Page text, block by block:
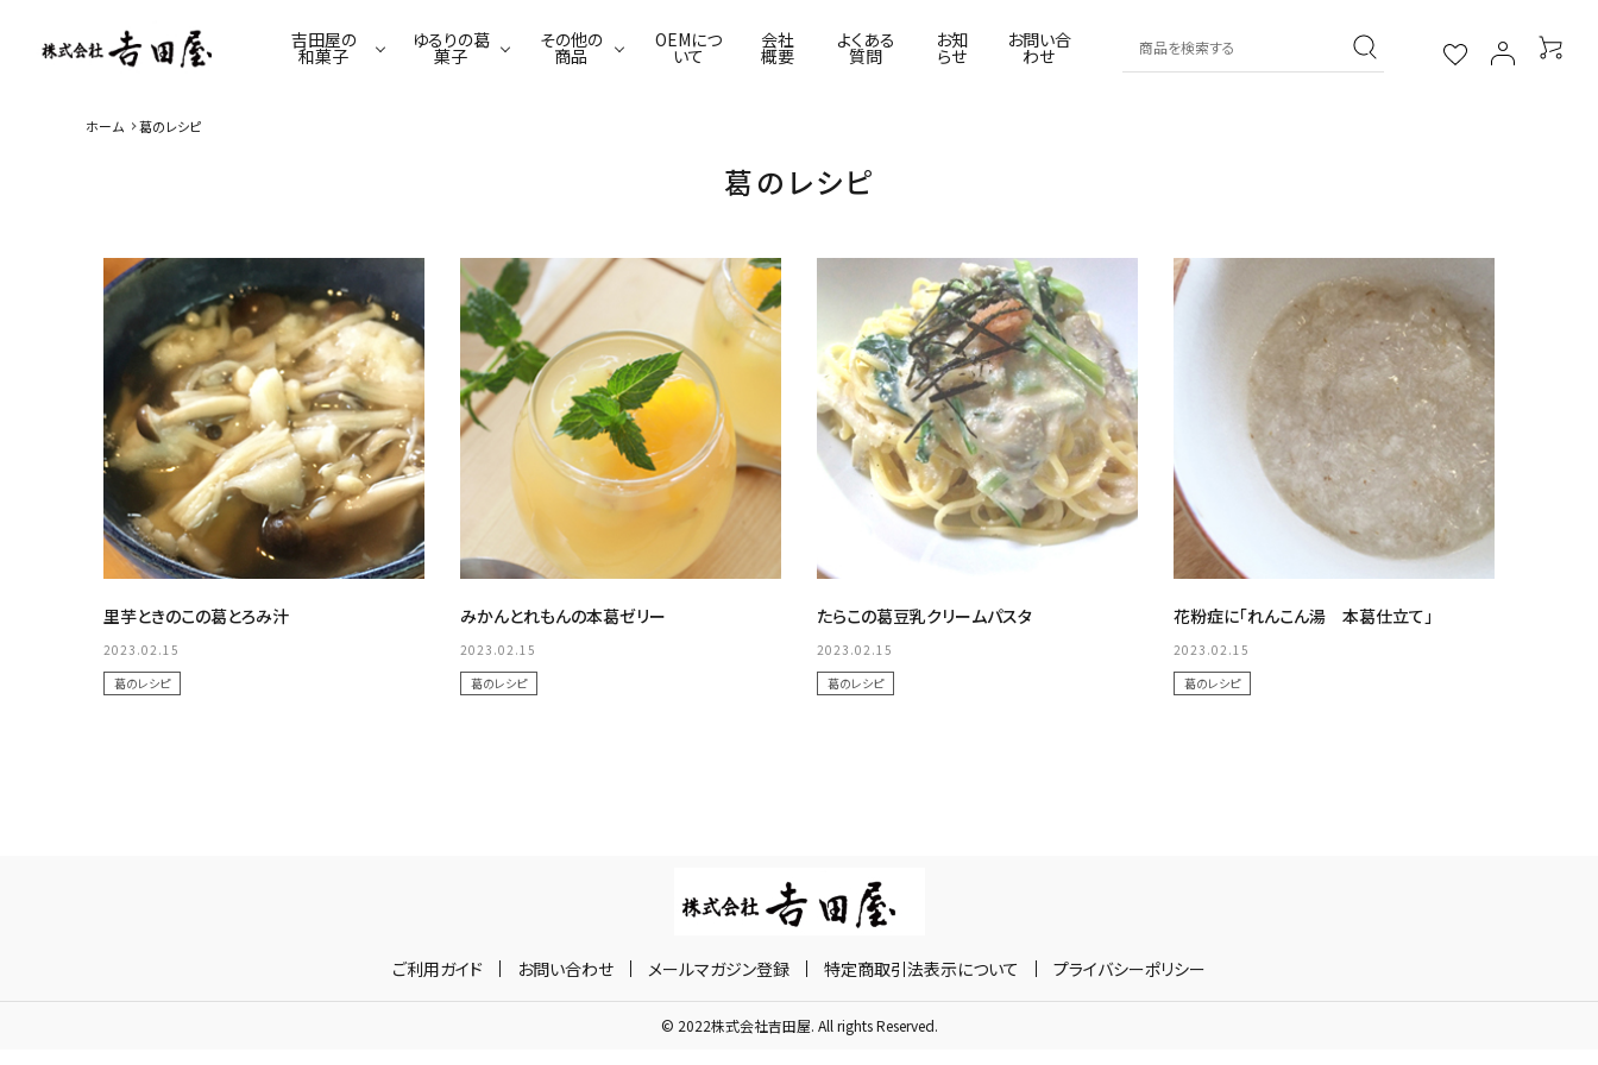
吉田屋の
和菓子
葛ごまどうふ
ゆるりの葛
菓子
焼菓子
その他の
商品
漬物
OEMにつ
いて
会社
概要
よくある
質問
お知
らせ
お問い合
わせ
ホーム 葛のレシピ
葛のレシピ
里芋ときのこの葛とろみ汁
2023.02.15
葛のレシピ
みかんとれもんの本葛ゼリー
2023.02.15
葛のレシピ
たらこの葛豆乳クリームパスタ
2023.02.15
葛のレシピ
花粉症に「れんこん湯 本葛仕立て」
2023.02.15
葛のレシピ
ご利用ガイド お問い合わせ メールマガジン登録 特定商取引法表示について プライバシーポリシー
© 2022株式会社吉田屋. All rights Reserved.